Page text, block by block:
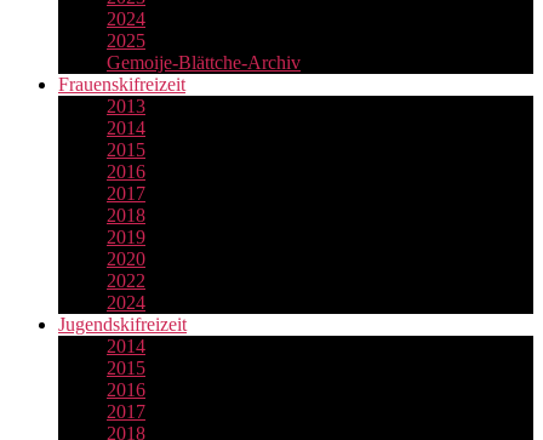
2024
2025
Gemoije-Blättche-Archiv
Frauenskifreizeit
2013
2014
2015
2016
2017
2018
2019
2020
2022
2024
Jugendskifreizeit
2014
2015
2016
2017
2018